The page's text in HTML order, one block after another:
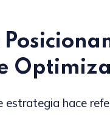
estrategia hace